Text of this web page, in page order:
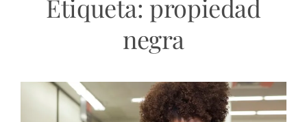
Etiqueta: propiedad
negra